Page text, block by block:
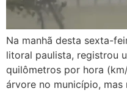
Na manhã desta sexta-
litoral paulista, registrou
quilômetros por hora
árvore no município,